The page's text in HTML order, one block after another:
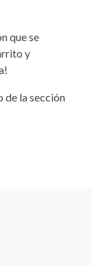
que se
y
de la sección